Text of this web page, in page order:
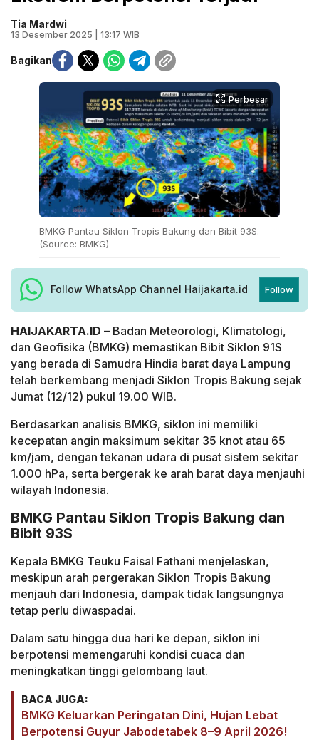
Tia Mardwi
13 Desember 2025 | 13:17 WIB
Bagikan
Perbesar
BMKG Pantau Siklon Tropis Bakung dan Bibit 93S.
(Source: BMKG)
Follow WhatsApp Channel Haijakarta.id Follow
HAIJAKARTA.ID – Badan Meteorologi, Klimatologi,
dan Geofisika (BMKG) memastikan Bibit Siklon 91S
yang berada di Samudra Hindia barat daya Lampung
telah berkembang menjadi Siklon Tropis Bakung sejak
Jumat (12/12) pukul 19.00 WIB.
Berdasarkan analisis BMKG, siklon ini memiliki
kecepatan angin maksimum sekitar 35 knot atau 65
km/jam, dengan tekanan udara di pusat sistem sekitar
1.000 hPa, serta bergerak ke arah barat daya menjauhi
wilayah Indonesia.
BMKG Pantau Siklon Tropis Bakung dan
Bibit 93S
Kepala BMKG Teuku Faisal Fathani menjelaskan,
meskipun arah pergerakan Siklon Tropis Bakung
menjauh dari Indonesia, dampak tidak langsungnya
tetap perlu diwaspadai.
Dalam satu hingga dua hari ke depan, siklon ini
berpotensi memengaruhi kondisi cuaca dan
meningkatkan tinggi gelombang laut.
BACA JUGA:
BMKG Keluarkan Peringatan Dini, Hujan Lebat
Berpotensi Guyur Jabodetabek 8–9 April 2026!